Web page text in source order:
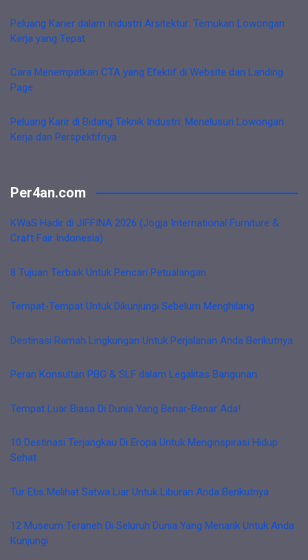
Peluang Karier dalam Industri Arsitektur: Temukan Lowongan
Kerja yang Tepat
Cara Menempatkan CTA yang Efektif di Website dan Landing
Page
Peluang Karir di Bidang Teknik Industri: Menelusuri Lowongan
Kerja dan Perspektifnya
Per4an.com
KWaS Hadir di JIFFINA 2026 (Jogja International Furniture &
Craft Fair Indonesia)
8 Tujuan Terbaik Untuk Pencari Petualangan
Tempat-Tempat Untuk Dikunjungi Sebelum Menghilang
Destinasi Ramah Lingkungan Untuk Perjalanan Anda Berikutnya
Peran Konsultan PBG & SLF dalam Legalitas Bangunan
Tempat Luar Biasa Di Dunia Yang Benar-Benar Ada!
10 Destinasi Terjangkau Di Eropa Untuk Menginspirasi Hidup
Sehat
Tur Etis Melihat Satwa Liar Untuk Liburan Anda Berikutnya
12 Museum Teraneh Di Seluruh Dunia Yang Menarik Untuk Anda
Kunjungi